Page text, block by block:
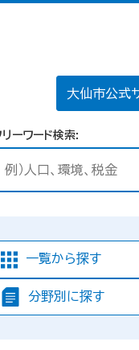
大仙市公式
リーワード検索
一覧から探す
分野別に探す
が見つか